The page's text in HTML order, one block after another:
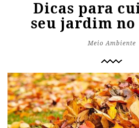
Dicas para
seu jardim no
Meio Ambiente